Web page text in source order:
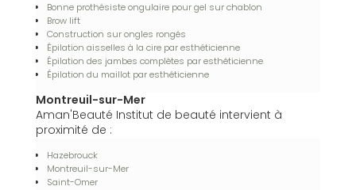
Bonne prothésiste ongulaire pour gel sur chablon
Brow lift
Construction sur ongles rongés
Épilation aisselles à la cire par esthéticienne
Épilation des jambes complètes par esthéticienne
Épilation du maillot par esthéticienne
Montreuil-sur-Mer
Aman'Beauté Institut de beauté intervient à
proximité de :
Hazebrouck
Montreuil-sur-Mer
Saint-Omer